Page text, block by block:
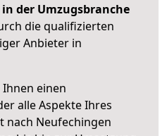
in der Umzugsbranche
die qualifizierten
Anbieter in
einen
alle Aspekte Ihres
nach Neufechingen